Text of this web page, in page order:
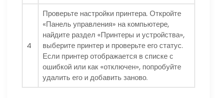
4
Проверьте настройки принтера. Откройте
«Панель управления» на компьютере,
найдите раздел «Принтеры и устройства»,
выберите принтер и проверьте его статус.
Если принтер отображается в списке с
ошибкой или как «отключен», попробуйте
удалить его и добавить заново.